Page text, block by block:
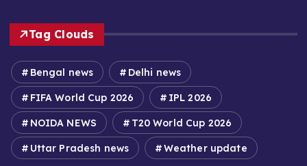
Tag Clouds
Bengal news Delhi news
FIFA World Cup 2026 IPL 2026
NOIDA NEWS T20 World Cup 2026
Uttar Pradesh news Weather update